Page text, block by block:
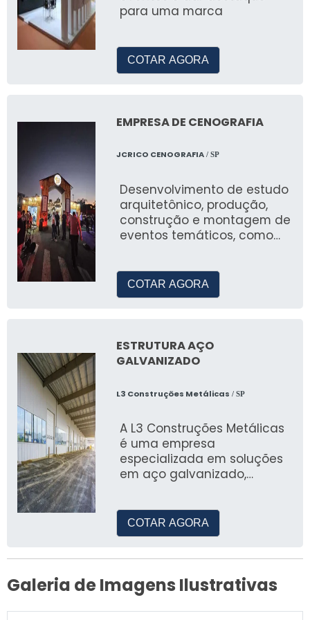
para uma marca
COTAR AGORA
EMPRESA DE CENOGRAFIA
JCRICO CENOGRAFIA/ SP
Desenvolvimento de estudo
arquitetônico, produção,
construção e montagem de
eventos temáticos, como
para empresas privadas,
prefeituras e ongs.
COTAR AGORA
ESTRUTURA AÇO
GALVANIZADO
L3 Construções Metálicas / SP
A L3 Construções Metálicas
é uma empresa
especializada em soluções
em aço galvanizado,
COTAR AGORA
Galeria de Imagens Ilustrativas